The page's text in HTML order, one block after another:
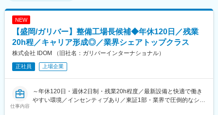
NEW
【盛岡/ガリバー】整備工場長候補◆年休120日／残業
20h程／キャリア形成◎／業界シェアトップクラス
株式会社 IDOM （旧社名：ガリバーインターナショナル）
正社員 上場企業
仕事内容
～年休120日・週休2日制・残業20h程度／最新設備と快適で働き
やすい環境／インセンティブあり／東証1部・業界で圧倒的なシェ